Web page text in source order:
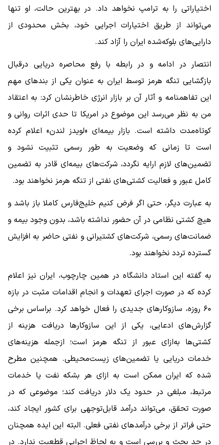
اختیاراتی را به ترامپ نخواهد داد. در بهترین حالت، او تنها
می‌تواند از طریق اختیارات اجرایی خود، بخش محدودی از
دارایی‌های بلوکه‌شده ایران را آزاد کند.
انتصار در ادامه و در رابطه با رفع محاصره دریایی درقبال
بازگشایی تنگه هرمز توسط ایران به عنوان یکی از بندهای مهم
این تفاهمنامه و آثار آن بر بازار انرژی خاطرنشان کرد: به اعتقاد
من به نظر می‌رسد این موضوع در امریکا تا حدی اثرات روانی و
کوتاه‌مدت داشته است. بازار بیمه‌ای «لویدز لندن» اعلام کرده
است تا زمانی که وضعیت به‌ طور رسمی تثبیت نشود و
تضمین‌های لازم ارایه نگردد، شرکت‌های بیمه‌ای قادر به تضمین
کامل عبور و فعالیت کشتی‌های نفتی از تنگه هرمز نخواهند بود.
به عبارت دیگر، حتی اگر فرض کنیم خلیج‌فارس کاملا باز باشد و
هیچ کشتی نظامی در آن حضور نداشته باشد، بدون وجود بیمه و
ضمانت‌های رسمی، شرکت‌های کشتیرانی و نفتی حاضر به افزایش
گسترده تردد نخواهند بود.
به گفته این استاد دانشگاه در همین چارچوب، ایران نیز اعلام
کرده که در صورت اجرای تعهدات و انجام اقدامات مثبت در بازه
۶۰ روزه، سازوکارهای جدیدی را فعال خواهد کرد. براساس برخی
گزارش‌های ادعایی، یکی از این سازوکارها دریافت هزینه از
کشتی‌ها به‌ازای عبور از تنگه هرمز است؛ ازجمله هزینه‌های
خدمات دریایی یا تضمین‌های زیست‌محیطی. همچنین مطرح
شده که ایران ممکن است به ازای هر بشکه نفت یا خدمات
مرتبط، مبلغی در حدود یک دلار دریافت کند؛ موضوعی که در
صورت تحقق، می‌تواند درآمد قابل‌توجهی برای کشور ایجاد کند،
حتی فراتر از برخی درآمدهای نفتی فعلی. البته این ایده همچنان
در حد بحث و بررسی است و به لحاظ اجرایی قطعیت ندارد. در